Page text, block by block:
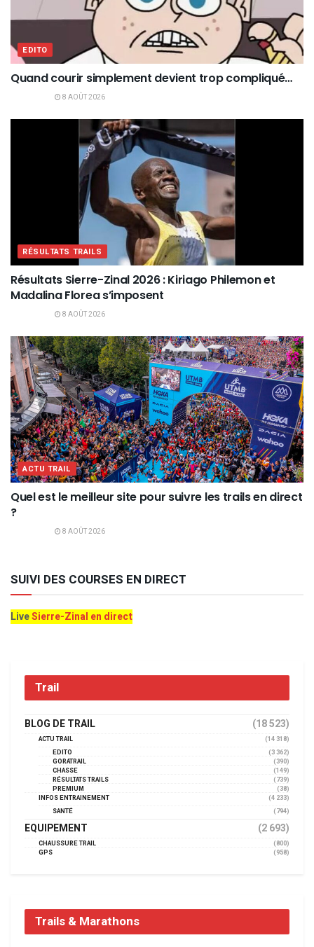
EDITO
Quand courir simplement devient trop compliqué…
8 AOÛT 2026
RÉSULTATS TRAILS
Résultats Sierre-Zinal 2026 : Kiriago Philemon et
Madalina Florea s’imposent
8 AOÛT 2026
ACTU TRAIL
Quel est le meilleur site pour suivre les trails en direct
?
8 AOÛT 2026
SUIVI DES COURSES EN DIRECT
LiveSierre-Zinal en direct
Trail
BLOG DE TRAIL (18 523)
ACTU TRAIL
(14 318)
EDITO
(3 362)
GORATRAIL
(390)
CHASSE
(149)
RÉSULTATS TRAILS
(739)
PREMIUM
(38)
INFOS ENTRAINEMENT
(4 233)
SANTÉ
(794)
EQUIPEMENT (2 693)
CHAUSSURE TRAIL
(800)
GPS
(958)
Trails & Marathons